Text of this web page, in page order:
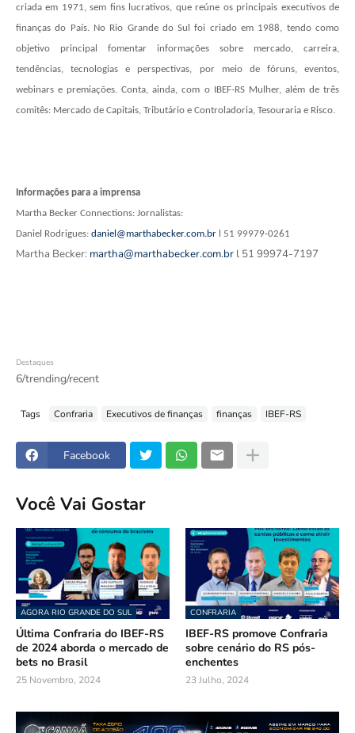
criada em 1971, sem fins lucrativos, que reúne os principais executivos de
finanças do País. No Rio Grande do Sul foi criado em 1988, tendo como
objetivo principal fomentar informações sobre mercado, carreira,
tendências, tecnologias e perspectivas, por meio de fóruns, eventos,
webinars e premiações. Conta, ainda, com o IBEF-RS Mulher, além de três
comitês: Mercado de Capitais, Tributário e Controladoria, Tesouraria e Risco.
Informações para a imprensa
Martha Becker Connections: Jornalistas:
Daniel Rodrigues: daniel@marthabecker.com.br l 51 99979-0261
Martha Becker: martha@marthabecker.com.br l 51 99974-7197
Destaques
6/trending/recent
Tags Confraria Executivos de finanças finanças IBEF-RS
Facebook
Você Vai Gostar
AGORA RIO GRANDE DO SUL
Última Confraria do IBEF-RS
de 2024 aborda o mercado de
bets no Brasil
25 Novembro, 2024
CONFRARIA
IBEF-RS promove Confraria
sobre cenário do RS pós-
enchentes
23 Julho, 2024